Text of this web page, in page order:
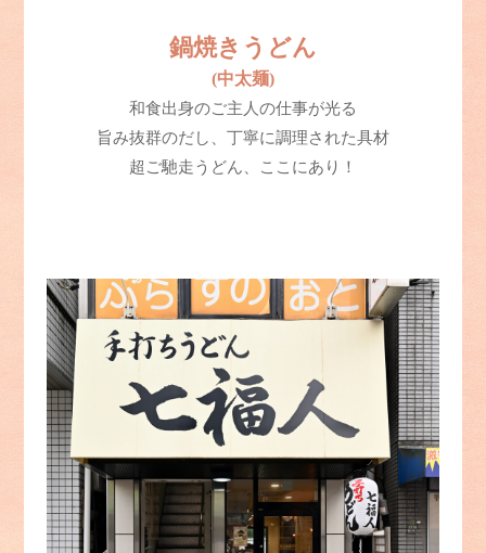
鍋焼きうどん
(中太麺)
和食出身のご主人の仕事が光る
旨み抜群のだし、丁寧に調理された具材
超ご馳走うどん、ここにあり！